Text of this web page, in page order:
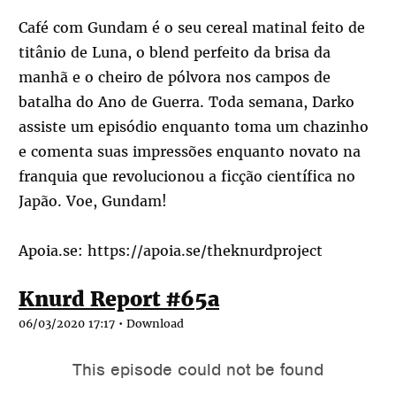
Café com Gundam é o seu cereal matinal feito de
titânio de Luna, o blend perfeito da brisa da
manhã e o cheiro de pólvora nos campos de
batalha do Ano de Guerra. Toda semana, Darko
assiste um episódio enquanto toma um chazinho
e comenta suas impressões enquanto novato na
franquia que revolucionou a ficção científica no
Japão. Voe, Gundam!
Apoia.se: https://apoia.se/theknurdproject
Knurd Report #65a
06/03/2020 17:17 • Download